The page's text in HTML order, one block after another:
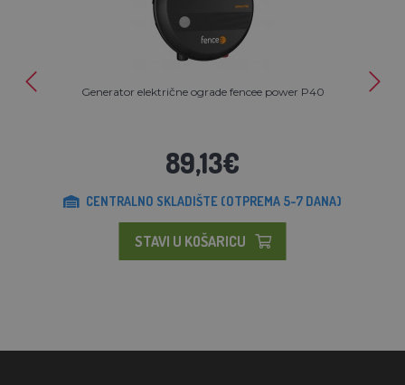
Generator električne ograde fencee power P40
89,13€
CENTRALNO SKLADIŠTE (OTPREMA 5-7 DANA)
STAVI U KOŠARICU